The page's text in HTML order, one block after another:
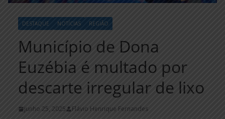
DESTAQUE NOTÍCIAS REGIÃO
Município de Dona
Euzébia é multado por
descarte irregular de lixo
junho 25, 2025 Flávio Henrique Fernandes